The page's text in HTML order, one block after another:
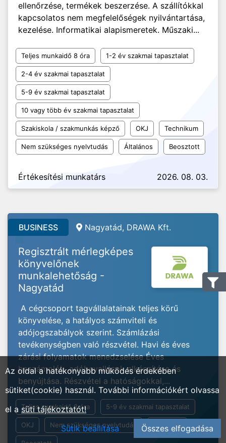
ellenőrzése, termékek beszerzése. A szállítókkal
kapcsolatos nem megfelelőségek nyilvántartása,
kezelése. Informatikai alapismeretek. Műszaki...
Teljes munkaidő 8 óra 1-2 év szakmai tapasztalat
2-4 év szakmai tapasztalat
5-9 év szakmai tapasztalat
10 vagy több év szakmai tapasztalat
Szakiskola / szakmunkás képző OKJ Technikum
Nem szükséges nyelvtudás Általános Beosztott
Értékesítési munkatárs 2026. 08. 03.
BUSINESS Nagyatád, DRAWA Kft.
Regisztrált mérlegképes
könyvelőnek
munkalehetőság -
Nagyatád
A cégcsoport tagvállalatainak teljes körű
könyvelése, a hatályos számviteli és
adójogszabályok szerint. Számlázási
tevékenységben való részvétel. Havi és éves
zárási folyamatok menedzselése Éves
beszámolók, adóbevallások elkészítése és
benyújtása. Részvétel a hatóságokkal,...
Teljes munkaidő 8 óra 5-9 év szakmai tapasztalat
OKJ Nem szükséges nyelvtudás Általános
Az oldal a hatékonyabb működés érdekében
sütiket(cookie) használ. További információkért olvassa
el a süti tájékoztatót!
Sütik beállítása
Összes elfogadása